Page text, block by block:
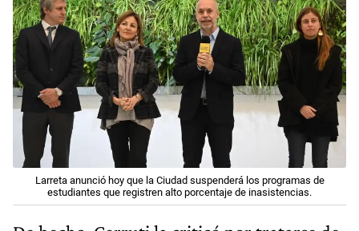
Larreta anunció hoy que la Ciudad suspenderá los programas de
estudiantes que registren alto porcentaje de inasistencias.